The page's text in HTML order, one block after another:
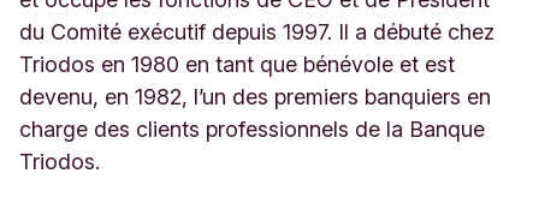
du Comité exécutif depuis 1997. Il a débuté chez
Triodos en 1980 en tant que bénévole et est
devenu, en 1982, l’un des premiers banquiers en
charge des clients professionnels de la Banque
Triodos.